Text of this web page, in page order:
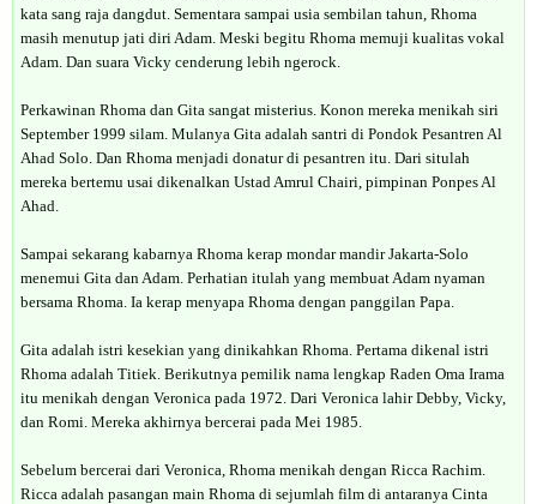
kata sang raja dangdut. Sementara sampai usia sembilan tahun, Rhoma
masih menutup jati diri Adam. Meski begitu Rhoma memuji kualitas vokal
Adam. Dan suara Vicky cenderung lebih ngerock.
Perkawinan Rhoma dan Gita sangat misterius. Konon mereka menikah siri
September 1999 silam. Mulanya Gita adalah santri di Pondok Pesantren Al
Ahad Solo. Dan Rhoma menjadi donatur di pesantren itu. Dari situlah
mereka bertemu usai dikenalkan Ustad Amrul Chairi, pimpinan Ponpes Al
Ahad.
Sampai sekarang kabarnya Rhoma kerap mondar mandir Jakarta-Solo
menemui Gita dan Adam. Perhatian itulah yang membuat Adam nyaman
bersama Rhoma. Ia kerap menyapa Rhoma dengan panggilan Papa.
Gita adalah istri kesekian yang dinikahkan Rhoma. Pertama dikenal istri
Rhoma adalah Titiek. Berikutnya pemilik nama lengkap Raden Oma Irama
itu menikah dengan Veronica pada 1972. Dari Veronica lahir Debby, Vicky,
dan Romi. Mereka akhirnya bercerai pada Mei 1985.
Sebelum bercerai dari Veronica, Rhoma menikah dengan Ricca Rachim.
Ricca adalah pasangan main Rhoma di sejumlah film di antaranya Cinta